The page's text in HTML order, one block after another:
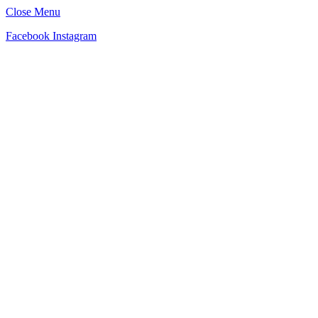
Close Menu
Facebook Instagram